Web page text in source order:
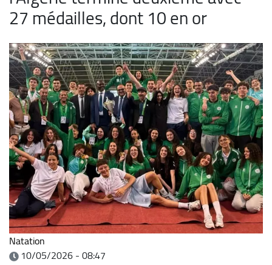
27 médailles, dont 10 en or
Natation
10/05/2026 - 08:47